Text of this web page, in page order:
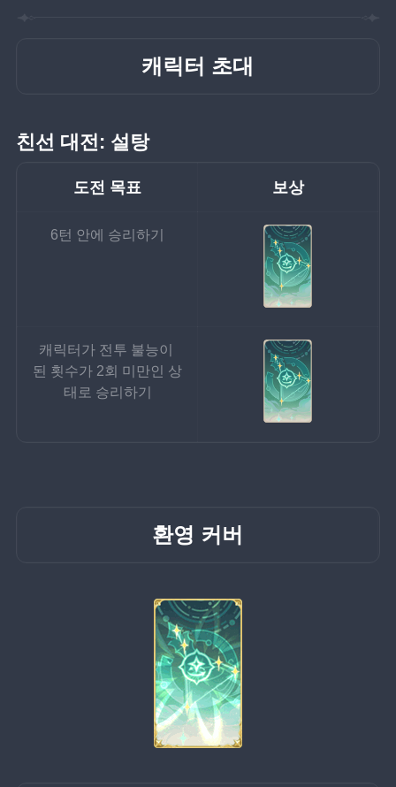
캐릭터 초대
친선 대전: 설탕
도전 목표 보상
6턴 안에 승리하기
캐릭터가 전투 불능이
된 횟수가 2회 미만인 상
태로 승리하기
환영 커버